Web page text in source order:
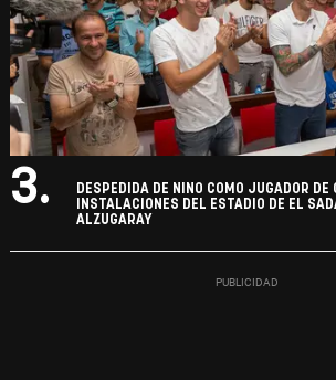
3.
DESPEDIDA DE NINO COMO JUGADOR DE
INSTALACIONES DEL ESTADIO DE EL
ALZUGARAY